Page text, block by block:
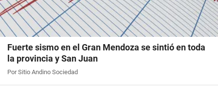
Fuerte sismo en el Gran Mendoza se sintió en toda
la provincia y San Juan
Por Sitio Andino Sociedad